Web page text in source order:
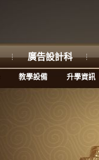
廣告設計科
教學設備 升學資訊